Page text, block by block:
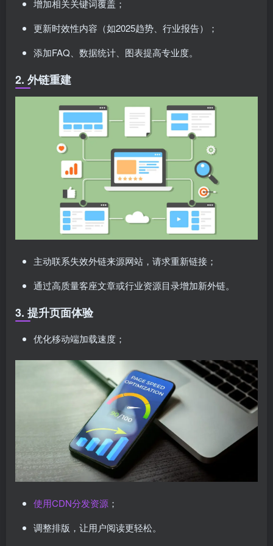
增加相关关键词覆盖；
更新时效性内容（如2025趋势、行业报告）；
添加FAQ、数据统计、图表提高专业度。
2. 外链重建
主动联系失效外链来源网站，请求重新链接；
通过高质量客座文章或行业资源目录增加新外链。
3. 提升页面体验
优化移动端加载速度；
使用CDN分发资源 ；
调整排版，让用户阅读更轻松。